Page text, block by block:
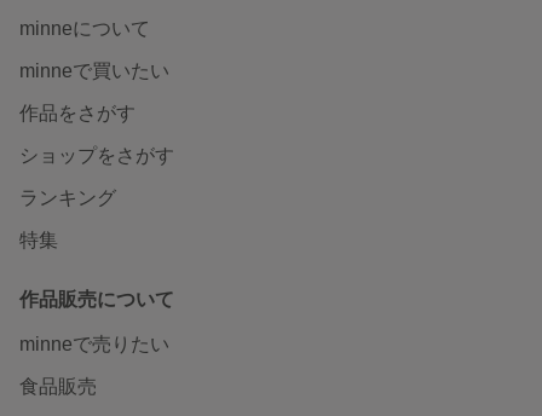
minneについて
minneで買いたい
作品をさがす
ショップをさがす
ランキング
特集
作品販売について
minneで売りたい
食品販売